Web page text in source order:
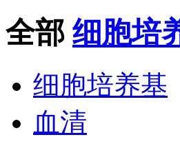
全部 细胞培
细胞培养基
血清